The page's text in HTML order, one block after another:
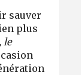
sauver
plus
le